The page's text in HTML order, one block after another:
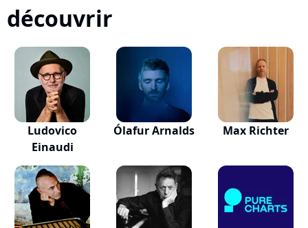
découvrir
Ludovico
Einaudi
Ólafur Arnalds Max Richter